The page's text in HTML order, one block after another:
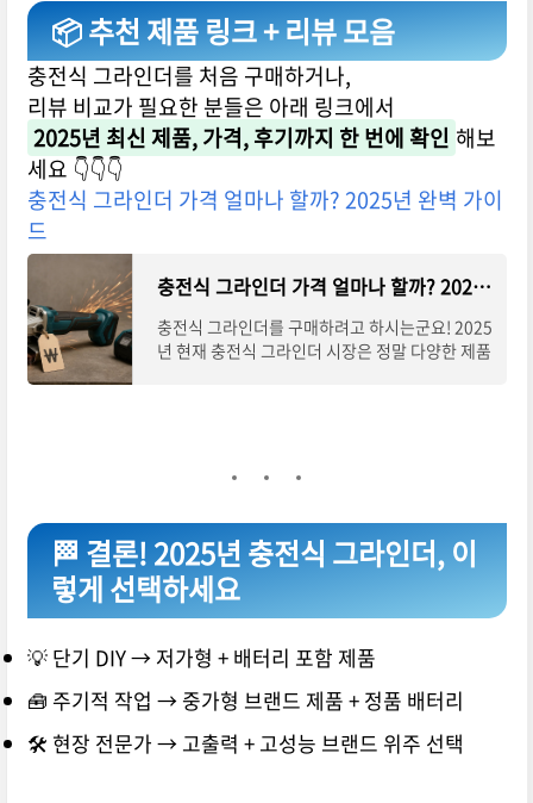
📦 추천 제품 링크 + 리뷰 모음
충전식 그라인더를 처음 구매하거나,
리뷰 비교가 필요한 분들은 아래 링크에서
2025년 최신 제품, 가격, 후기까지 한 번에 확인 해보
세요 👇👇👇
충전식 그라인더 가격 얼마나 할까? 2025년 완벽 가이
드
충전식 그라인더 가격 얼마나 할까? 2025년 완벽 가이드 - Insight
충전식 그라인더를 구매하려고 하시는군요! 2025
년 현재 충전식 그라인더 시장은 정말 다양한 제품
🏁 결론! 2025년 충전식 그라인더, 이
렇게 선택하세요
💡 단기 DIY → 저가형 + 배터리 포함 제품
🧰 주기적 작업 → 중가형 브랜드 제품 + 정품 배터리
🛠️ 현장 전문가 → 고출력 + 고성능 브랜드 위주 선택